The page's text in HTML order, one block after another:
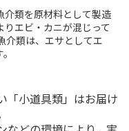
類を原材料として製造
エビ・カニが混じって
介類は、エサとしてエ
「小道具類」はお届け